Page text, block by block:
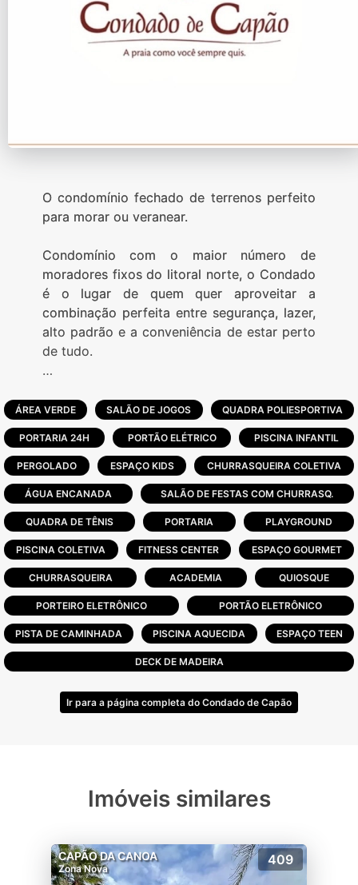
O condomínio fechado de terrenos perfeito
para morar ou veranear.
Condomínio com o maior número de
moradores fixos do litoral norte, o Condado
é o lugar de quem quer aproveitar a
combinação perfeita entre segurança, lazer,
alto padrão e a conveniência de estar perto
de tudo.
receber você:
- Sistema de segurança com cercas,
câmeras e portaria 24h
- Quadras de tênis sintéticas e quadra de
saibro coberta
- Quadras de Paddle abertas e cobertas
- Campos de futebol sete com grama tapete
- Clube com salão de festas
- Piscina adulto e infantil
- Praia artificial com lago e toboágua
- Quadras poliesportivas
- Playgrounds
ÁREA VERDE SALÃO DE JOGOS QUADRA POLIESPORTIVA
PORTARIA 24H PORTÃO ELÉTRICO PISCINA INFANTIL
PERGOLADO ESPAÇO KIDS CHURRASQUEIRA COLETIVA
ÁGUA ENCANADA SALÃO DE FESTAS COM CHURRASQ.
QUADRA DE TÊNIS PORTARIA PLAYGROUND
PISCINA COLETIVA FITNESS CENTER ESPAÇO GOURMET
CHURRASQUEIRA ACADEMIA QUIOSQUE
PORTEIRO ELETRÔNICO PORTÃO ELETRÔNICO
PISTA DE CAMINHADA PISCINA AQUECIDA ESPAÇO TEEN
DECK DE MADEIRA
Ir para a página completa do Condado de Capão
Imóveis similares
CAPÃO DA CANOA
Zona Nova
409